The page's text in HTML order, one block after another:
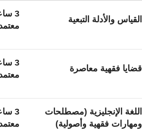
القياس والأدلة التبعية
3
قضايا فقهية معاصرة
3
اللغة الإنجليزية (مصطلحات
ومهارات فقهية وأصولية)
3